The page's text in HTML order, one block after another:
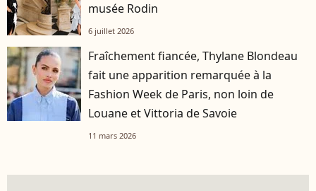
musée Rodin
6 juillet 2026
Fraîchement fiancée, Thylane Blondeau
fait une apparition remarquée à la
Fashion Week de Paris, non loin de
Louane et Vittoria de Savoie
11 mars 2026